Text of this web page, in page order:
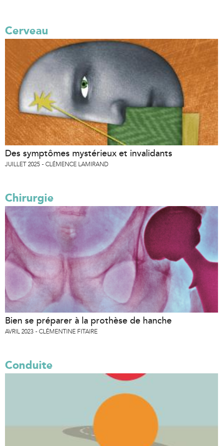
Cerveau
Des symptômes mystérieux et invalidants
JUILLET 2025 CLÉMENCE LAMIRAND
Chirurgie
Bien se préparer à la prothèse de hanche
AVRIL 2023 CLÉMENTINE FITAIRE
Conduite